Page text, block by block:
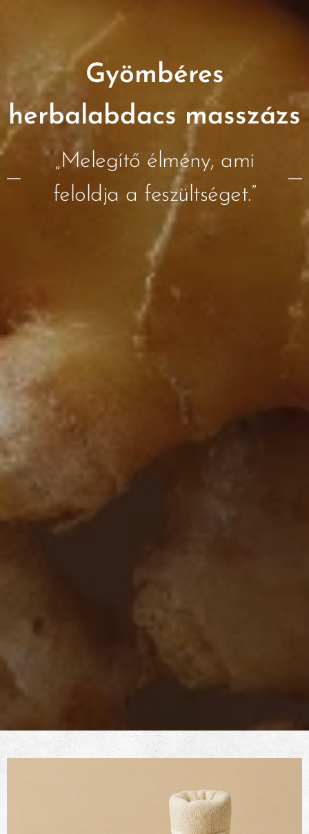
Gyömbéres
herbalabdacs masszázs
„Melegítő élmény, ami
feloldja a feszültséget.”